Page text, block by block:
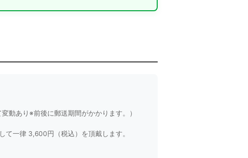
動あり※前後に郵送期間がかかります。）
て一律 3,600円（税込）を頂戴します。